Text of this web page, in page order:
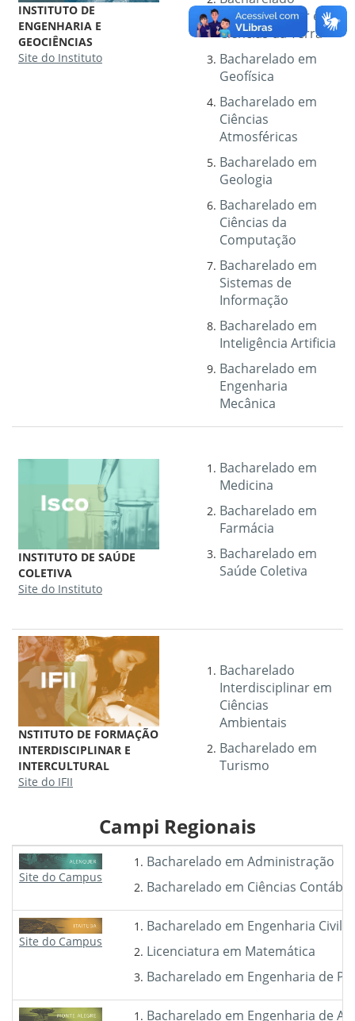
INSTITUTO DE
ENGENHARIA E
GEOCIÊNCIAS
Site do Instituto
Interdisciplinar em
Ciências da Terra
Bacharelado em
Geofísica
Bacharelado em
Ciências
Atmosféricas
Bacharelado em
Geologia
Bacharelado em
Ciências da
Computação
Bacharelado em
Sistemas de
Informação
Bacharelado em
Inteligência Artificia
Bacharelado em
Engenharia
Mecânica
INSTITUTO DE SAÚDE
COLETIVA
Site do Instituto
Bacharelado em
Medicina
Bacharelado em
Farmácia
Bacharelado em
Saúde Coletiva
NSTITUTO DE FORMAÇÃO
INTERDISCIPLINAR E
INTERCULTURAL
Site do IFII
Bacharelado
Interdisciplinar em
Ciências
Ambientais
Bacharelado em
Turismo
Campi Regionais
Site do Campus
Bacharelado em Administração
Bacharelado em Ciências
Site do Campus
Bacharelado em Engenharia Civil
Licenciatura em Matemática
Bacharelado em Engenharia de
Bacharelado em Engenharia de